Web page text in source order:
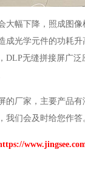
大幅下降，照成图
成光学元件的功耗升
DLP无缝拼接屏广泛
的厂家，主要产品有
们会及时给您作答